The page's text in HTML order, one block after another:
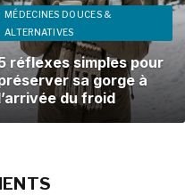
MÉDECINES DOUCES &
ALTERNATIVES
réflexes simples pour
sa gorge à
du froid